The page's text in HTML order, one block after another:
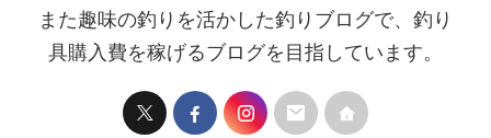
また趣味の釣りを活かした釣りブログで、釣り
具購入費を稼げるブログを目指しています。